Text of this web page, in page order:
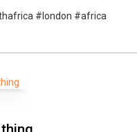
#london #africa